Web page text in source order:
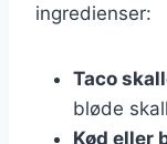
ingredienser:
Taco
bløde
Kød eller